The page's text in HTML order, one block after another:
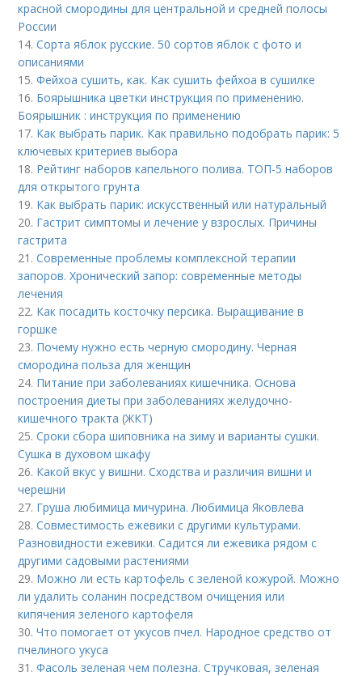
красной смородины для центральной и средней полосы
России
14.Сорта яблок русские. 50 сортов яблок с фото и
описаниями
15.Фейхоа сушить, как. Как сушить фейхоа в сушилке
16. Боярышника цветки инструкция по применению.
Боярышник : инструкция по применению
17. Как выбрать парик. Как правильно подобрать парик: 5
ключевых критериев выбора
18. Рейтинг наборов капельного полива. ТОП-5 наборов
для открытого грунта
19. Как выбрать парик: искусственный или натуральный
20. Гастрит симптомы и лечение у взрослых. Причины
гастрита
21.Современные проблемы комплексной терапии
запоров. Хронический запор: современные методы
лечения
22. Как посадить косточку персика. Выращивание в
горшке
23. Почему нужно есть черную смородину. Черная
смородина польза для женщин
24. Питание при заболеваниях кишечника. Основа
построения диеты при заболеваниях желудочно-
кишечного тракта (ЖКТ)
25.Сроки сбора шиповника на зиму и варианты сушки.
Сушка в духовом шкафу
26. Какой вкус у вишни. Сходства и различия вишни и
черешни
27. Груша любимица мичурина. Любимица Яковлева
28.Совместимость ежевики с другими культурами.
Разновидности ежевики. Садится ли ежевика рядом с
другими садовыми растениями
29. Можно ли есть картофель с зеленой кожурой. Можно
ли удалить соланин посредством очищения или
кипячения зеленого картофеля
30.Что помогает от укусов пчел. Народное средство от
пчелиного укуса
31.Фасоль зеленая чем полезна. Стручковая, зеленая